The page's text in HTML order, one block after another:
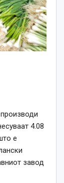
4.08
е
завод